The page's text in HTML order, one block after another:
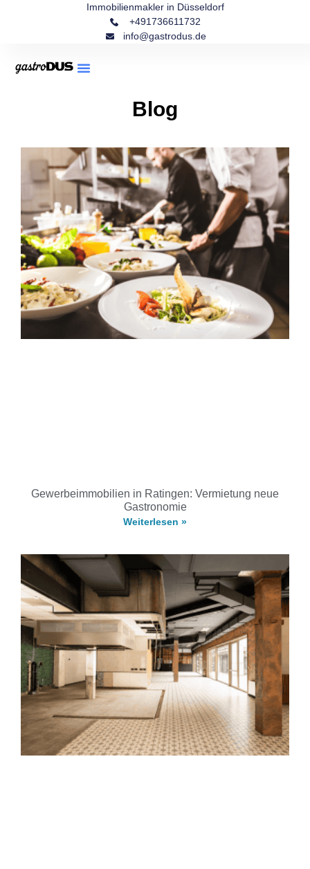
Immobilienmakler in Düsseldorf
info@gastrodus.de
+491736611732
Blog
Gewerbeimmobilien in Ratingen: Vermietung neue
Gastronomie
Weiterlesen »